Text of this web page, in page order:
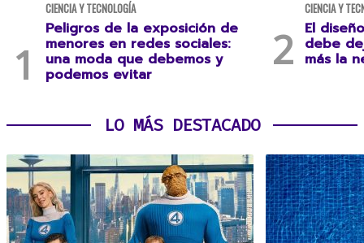
CIENCIA Y TECNOLOGÍA
Peligros de la exposición de
menores en redes sociales:
una moda que debemos y
podemos evitar
CIENCIA Y
El
debe
más la
LO MÁS DESTACADO